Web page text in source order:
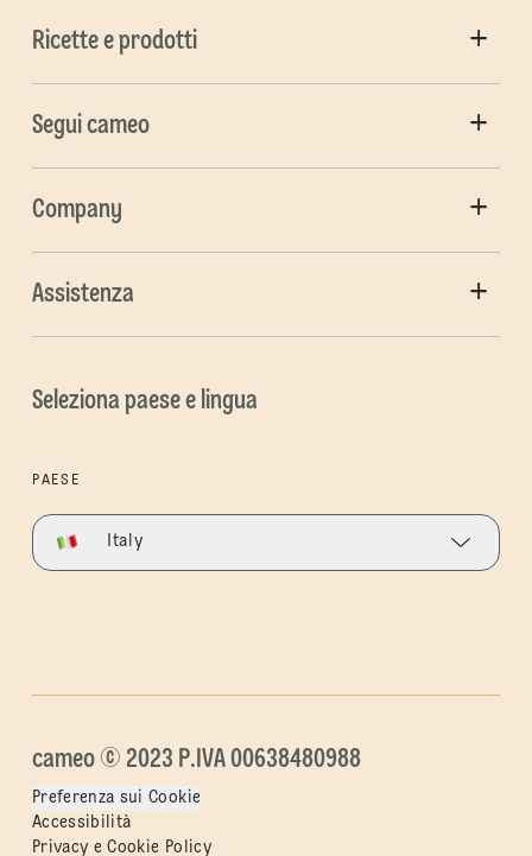
Ricette e prodotti
Segui cameo
Company
Assistenza
Seleziona paese e lingua
PAESE
Italy
cameo © 2023 P.IVA 00638480988
Preferenza sui Cookie
Accessibilità
Privacy e Cookie Policy